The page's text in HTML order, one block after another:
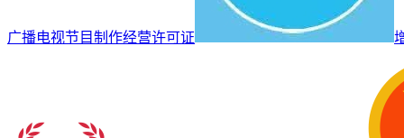
广播电视节目制作经营许可证